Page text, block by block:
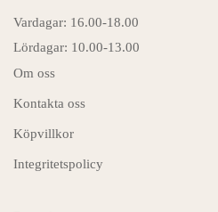
Vardagar: 16.00-18.00
Lördagar: 10.00-13.00
Om oss
Kontakta oss
Köpvillkor
Integritetspolicy